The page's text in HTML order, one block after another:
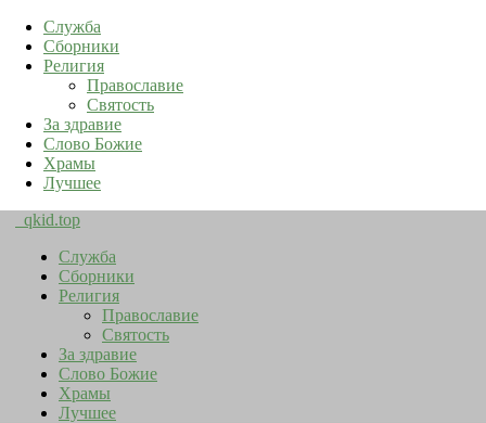
Служба
Сборники
Религия
Православие
Святость
За здравие
Слово Божие
Храмы
Лучшее
qkid.top
Служба
Сборники
Религия
Православие
Святость
За здравие
Слово Божие
Храмы
Лучшее